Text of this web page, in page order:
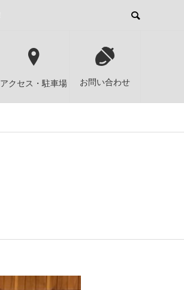
アクセス・駐車場 お問い合わせ